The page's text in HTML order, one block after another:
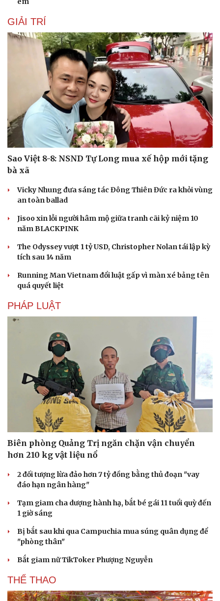
Du lịch
Tư vấn
check-in
Podcast
Cửa sổ tình yêu
GIẢI TRÍ
Sao Việt 8-8: NSND Tự Long mua xế hộp mới tặng
bà xã
Vicky Nhung đưa sáng tác Đông Thiên Đức ra khỏi vùng
an toàn ballad
Jisoo xin lỗi người hâm mộ giữa tranh cãi kỷ niệm 10
năm BLACKPINK
The Odyssey vượt 1 tỷ USD, Christopher Nolan tái lập kỳ
tích sau 14 năm
Running Man Vietnam đổi luật gấp vì màn xé bảng tên
quá quyết liệt
PHÁP LUẬT
Biên phòng Quảng Trị ngăn chặn vận chuyển
hơn 210 kg vật liệu nổ
2 đối tượng lừa đảo hơn 7 tỷ đồng bằng thủ đoạn "vay
đáo hạn ngân hàng"
Tạm giam cha dượng hành hạ, bắt bé gái 11 tuổi quỳ đến
1 giờ sáng
Bị bắt sau khi qua Campuchia mua súng quân dụng để
"phòng thân"
Bắt giam nữ TikToker Phượng Nguyễn
THỂ THAO